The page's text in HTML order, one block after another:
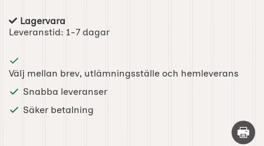
Tillgänglighet:
Lagervara
Leveranstid: 1-7 dagar
Välj mellan brev, utlämningsställe och hemleverans
Snabba leveranser
Säker betalning
Skriv